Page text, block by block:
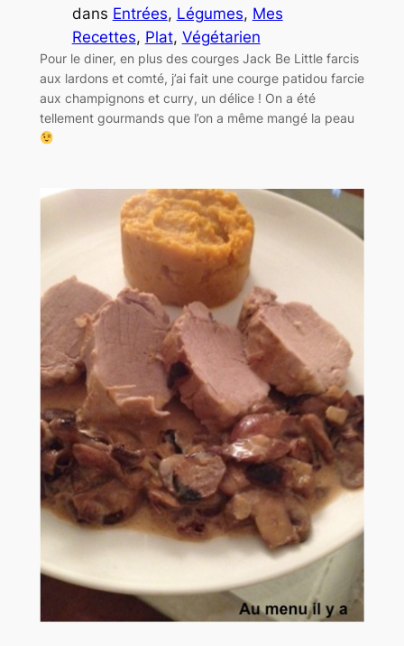
dans Entrées, Légumes, Mes
Recettes, Plat, Végétarien
Pour le diner, en plus des courges Jack Be Little farcis
aux lardons et comté, j’ai fait une courge patidou farcie
aux champignons et curry, un délice ! On a été
tellement gourmands que l’on a même mangé la peau